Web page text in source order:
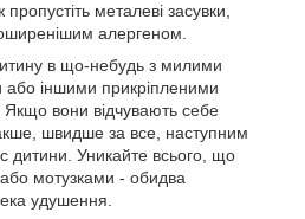
металеві засувки,
алергеном.
в що-небудь з милими
іншими прикріпленими
Якщо вони відчувають себе
швидше за все, наступним
дитини. Уникайте всього, що
мотузками - обидва
удушення.